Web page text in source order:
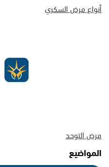
أنواع مرض السكري
مرض التوحد
المواضيع